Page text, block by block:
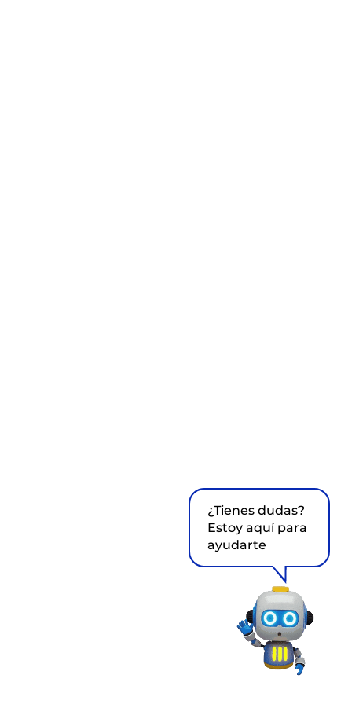
¿Tienes dudas?
Estoy aquí para
ayudarte